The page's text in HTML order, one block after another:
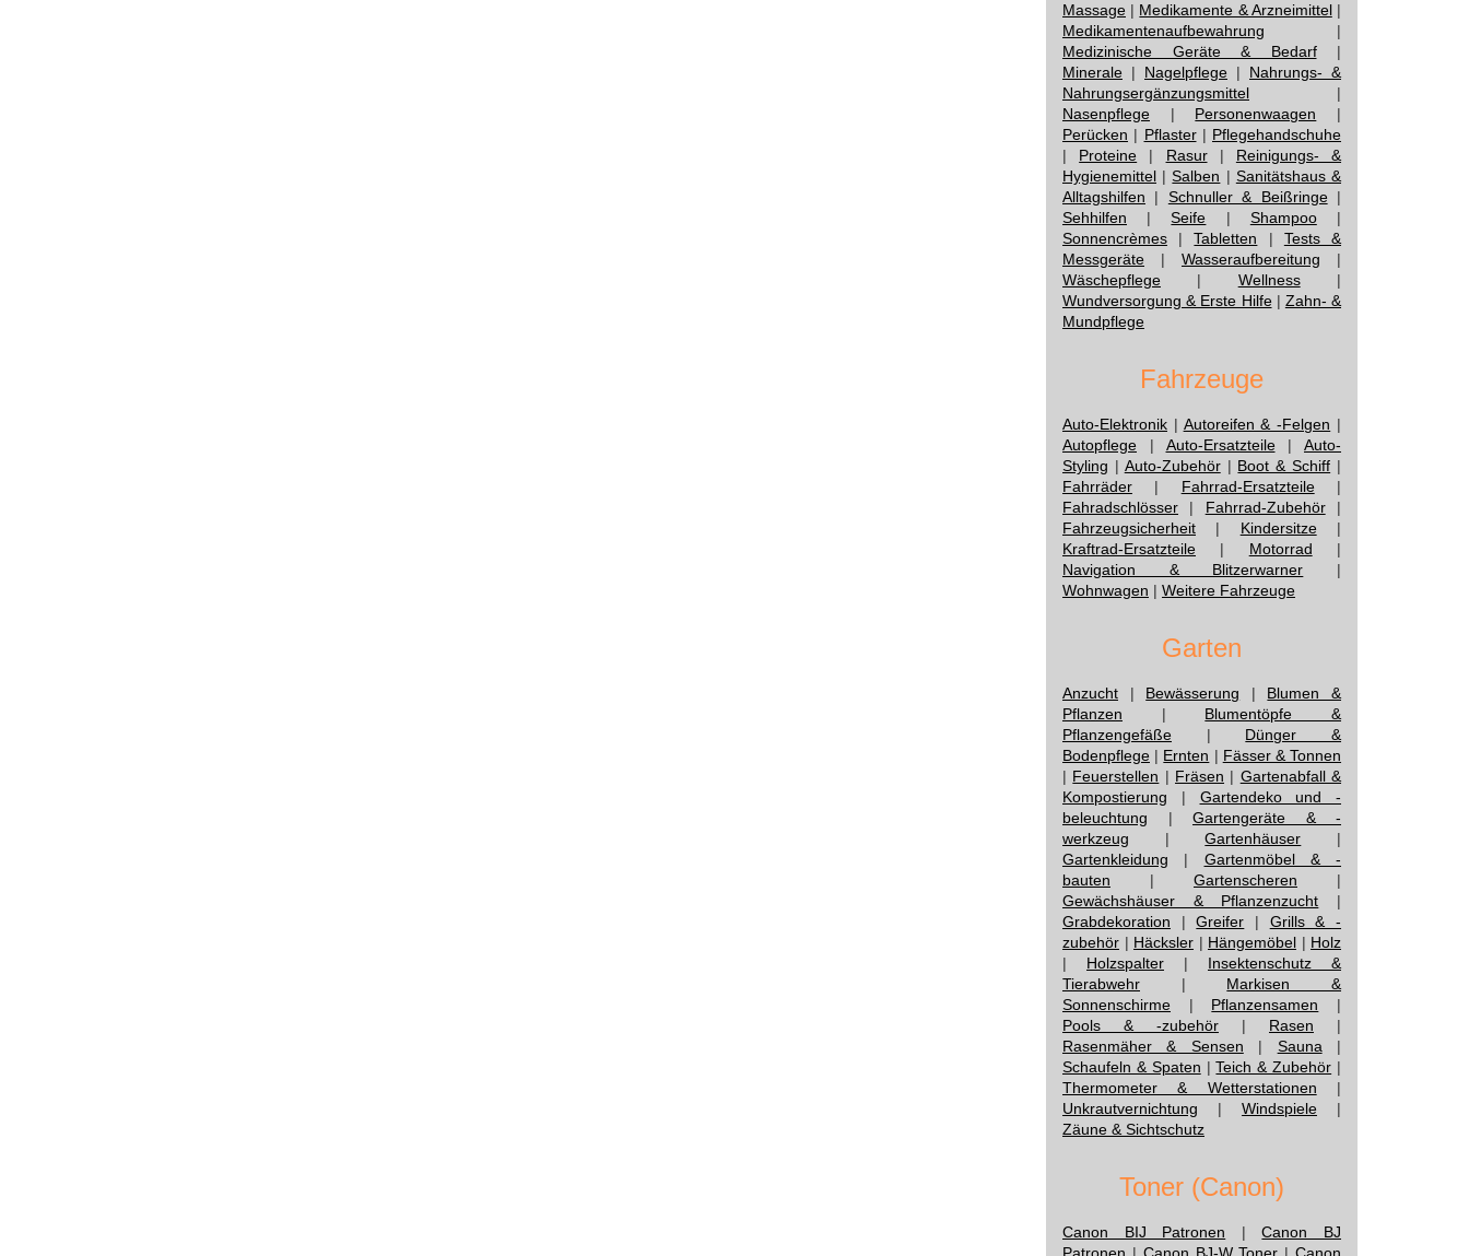
Massage | Medikamente & Arzneimittel|
Medikamentenaufbewahrung |
Medizinische Geräte & Bedarf|
Minerale | Nagelpflege | Nahrungs- &
Nahrungsergänzungsmittel |
Nasenpflege | Personenwaagen |
Perücken | Pflaster| Pflegehandschuhe
| Proteine | Rasur| Reinigungs- &
Hygienemittel |Salben | Sanitätshaus &
Alltagshilfen | Schnuller & Beißringe|
Sehhilfen |Seife | Shampoo|
Sonnencrèmes |Tabletten | Tests &
Messgeräte | Wasseraufbereitung |
Wäschepflege | Wellness|
Wundversorgung & Erste Hilfe| Zahn- &
Mundpflege
Fahrzeuge
Auto-Elektronik | Autoreifen & -Felgen |
Autopflege | Auto-Ersatzteile| Auto-
Styling | Auto-Zubehör| Boot & Schiff |
Fahrräder | Fahrrad-Ersatzteile|
Fahradschlösser | Fahrrad-Zubehör|
Fahrzeugsicherheit | Kindersitze|
Kraftrad-Ersatzteile | Motorrad |
Navigation & Blitzerwarner |
Wohnwagen | Weitere Fahrzeuge
Garten
Anzucht | Bewässerung | Blumen &
Pflanzen | Blumentöpfe &
Pflanzengefäße | Dünger &
Bodenpflege | Ernten | Fässer & Tonnen
| Feuerstellen | Fräsen | Gartenabfall &
Kompostierung | Gartendeko und -
beleuchtung | Gartengeräte & -
werkzeug |Gartenhäuser |
Gartenkleidung | Gartenmöbel & -
bauten | Gartenscheren |
Gewächshäuser & Pflanzenzucht |
Grabdekoration |Greifer | Grills & -
zubehör | Häcksler | Hängemöbel | Holz
| Holzspalter | Insektenschutz &
Tierabwehr | Markisen &
Sonnenschirme | Pflanzensamen |
Pools & -zubehör | Rasen |
Rasenmäher & Sensen | Sauna |
Schaufeln & Spaten |Teich & Zubehör |
Thermometer & Wetterstationen |
Unkrautvernichtung | Windspiele |
Zäune & Sichtschutz
Toner (Canon)
Canon BIJ Patronen |Canon BJ